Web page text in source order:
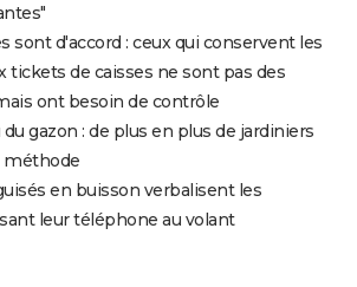
sont d'accord : ceux qui conservent les
tickets de caisses ne sont pas des
ont besoin de contrôle
gazon : de plus en plus de jardiniers
méthode
en buisson verbalisent les
leur téléphone au volant